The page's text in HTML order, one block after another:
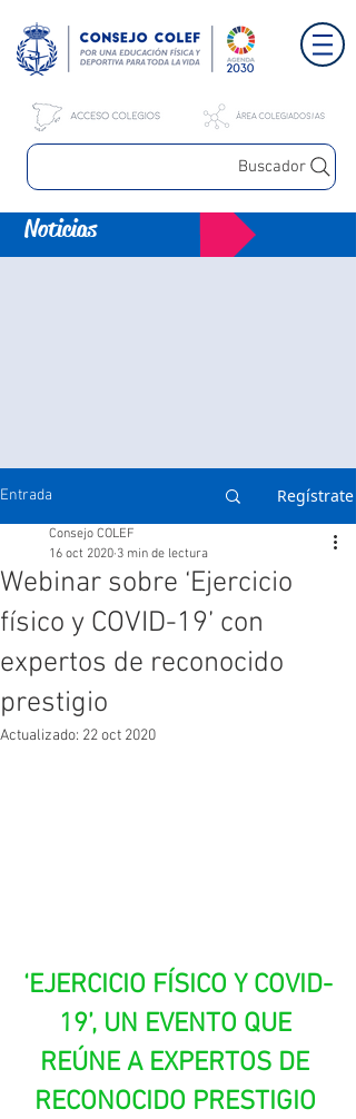
Buscador
Noticias
Entrada Regístrate
Webinar sobre ‘Ejercicio
físico y COVID-19’ con
expertos de reconocido
prestigio
Consejo COLEF
16 oct 2020 3 min de lectura
Actualizado: 22 oct 2020
‘EJERCICIO FÍSICO Y COVID-
19’, UN EVENTO QUE
REÚNE A EXPERTOS DE
RECONOCIDO PRESTIGIO